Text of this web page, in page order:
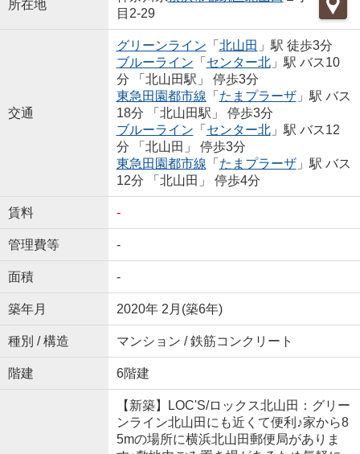
所在地
目2-29
交通
グリーンライン 「 北山田 」駅 徒歩3分
ブルーライン 「 センター北」駅 バス10
分 「北山田駅」 停歩3分
東急田園都市線 「 たまプラーザ」駅 バス
18分 「北山田駅」 停歩3分
ブルーライン 「 センター北」駅 バス12
分 「北山田」 停歩3分
東急田園都市線 「 たまプラーザ」駅 バス
12分 「北山田」 停歩4分
賃料 -
管理費等 -
面積 -
築年月 2020年 2月(築6年)
種別 / 構造 マンション / 鉄筋コンクリート
階建 6階建
【新築】LOC'S/ロックス北山田：グリー
ンライン北山田にも近くて便利♪家から8
5mの場所に横浜北山田郵便局がありま